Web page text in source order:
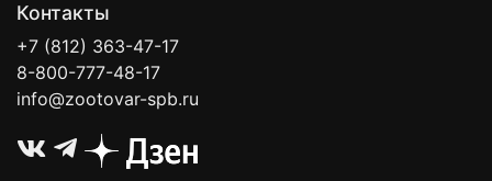
Контакты
+7 (812) 363-47-17
8-800-777-48-17
info@zootovar-spb.ru